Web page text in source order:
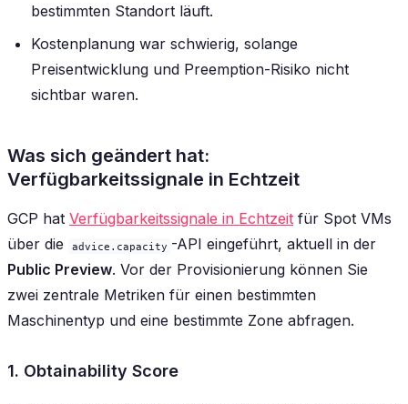
bestimmten Standort läuft.
Kostenplanung war schwierig, solange
Preisentwicklung und Preemption-Risiko nicht
sichtbar waren.
Was sich geändert hat:
Verfügbarkeitssignale in Echtzeit
GCP hat Verfügbarkeitssignale in Echtzeit für Spot VMs
über die
advice.capacity -API eingeführt, aktuell in der
Public Preview. Vor der Provisionierung können Sie
zwei zentrale Metriken für einen bestimmten
Maschinentyp und eine bestimmte Zone abfragen.
1. Obtainability Score